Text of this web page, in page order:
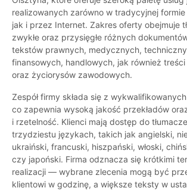
realizowanych zarówno w tradycyjnej formie
jak i przez Internet. Zakres oferty obejmuje
zwykłe oraz przysięgłe różnych
tekstów prawnych, medycznych,
finansowych, handlowych, jak również
oraz życiorysów zawodowych.
Zespół firmy składa się z
co zapewnia wysoką jakość przekładów
i rzetelność. Klienci mają dostęp do
trzydziestu językach, takich jak angielski,
ukraiński, francuski, hiszpański, włoski,
czy japoński. Firma odznacza się krótkimi
realizacji — wybrane zlecenia mogą być
klientowi w godzinę, a większe teksty w